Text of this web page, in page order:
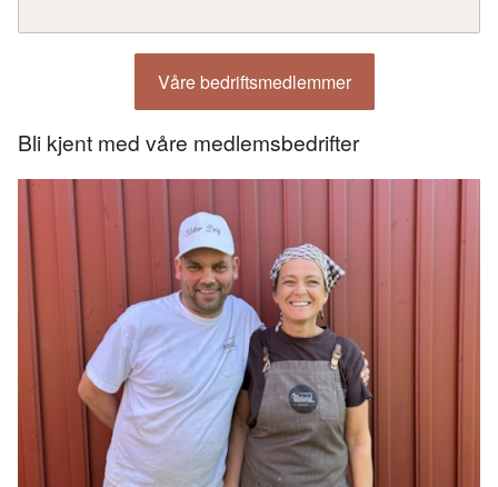
Våre bedriftsmedlemmer
Bli kjent med våre medlemsbedrifter